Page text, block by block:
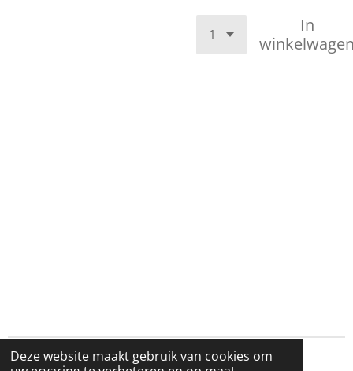
Deze website maakt gebruik van cookies om
In